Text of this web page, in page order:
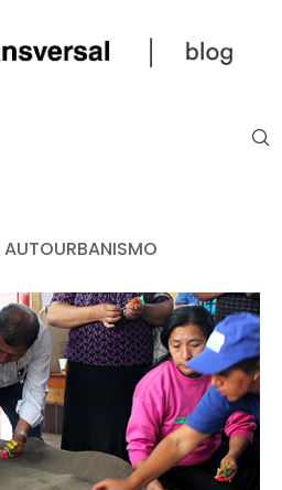
AUTOURBANISMO